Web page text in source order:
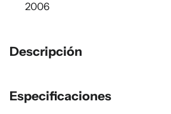
2006
Descripción
Especificaciones